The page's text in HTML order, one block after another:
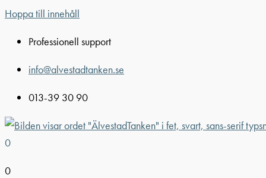
Hoppa till innehåll
Professionell support
info@alvestadtanken.se
013-39 30 90
0
0